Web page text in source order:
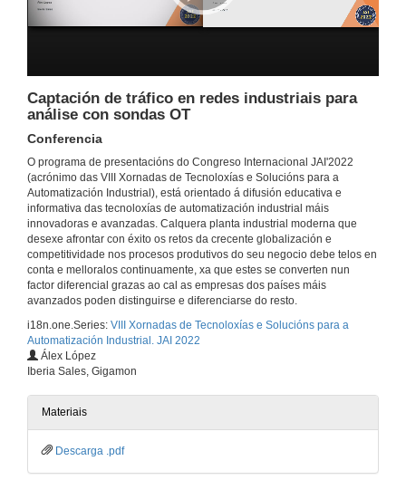
Captación de tráfico en redes industriais para
análise con sondas OT
Conferencia
O programa de presentacións do Congreso Internacional JAI'2022
(acrónimo das VIII Xornadas de Tecnoloxías e Solucións para a
Automatización Industrial), está orientado á difusión educativa e
informativa das tecnoloxías de automatización industrial máis
innovadoras e avanzadas. Calquera planta industrial moderna que
desexe afrontar con éxito os retos da crecente globalización e
competitividade nos procesos produtivos do seu negocio debe telos en
conta e melloralos continuamente, xa que estes se converten nun
factor diferencial grazas ao cal as empresas dos países máis
avanzados poden distinguirse e diferenciarse do resto.
i18n.one.Series: VIII Xornadas de Tecnoloxías e Solucións para a
Automatización Industrial. JAI 2022
Álex López
Iberia Sales, Gigamon
Materiais
Descarga .pdf
14 de nov. de 2022
14 de nov. de 2022
Entrevista OPC Foundation
14 de nov. de 2022